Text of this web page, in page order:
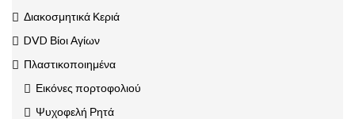
Διακοσμητικά Κεριά
DVD Βίοι Αγίων
Πλαστικοποιημένα
Εικόνες πορτοφολιού
Ψυχοφελή Ρητά